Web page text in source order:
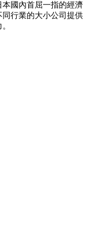
國內首屈一指的經濟
行業的大小公司提供